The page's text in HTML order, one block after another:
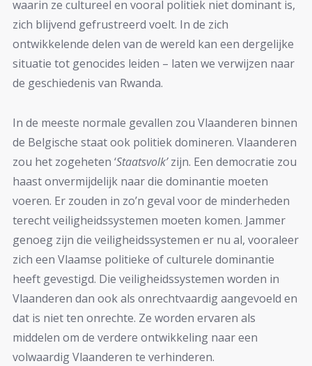
waarin ze cultureel en vooral politiek niet dominant is,
zich blijvend gefrustreerd voelt. In de zich
ontwikkelende delen van de wereld kan een dergelijke
situatie tot genocides leiden – laten we verwijzen naar
de geschiedenis van Rwanda.
In de meeste normale gevallen zou Vlaanderen binnen
de Belgische staat ook politiek domineren. Vlaanderen
zou het zogeheten ‘Staatsvolk’zijn. Een democratie zou
haast onvermijdelijk naar die dominantie moeten
voeren. Er zouden in zo’n geval voor de minderheden
terecht veiligheidssystemen moeten komen. Jammer
genoeg zijn die veiligheidssystemen er nu al, vooraleer
zich een Vlaamse politieke of culturele dominantie
heeft gevestigd. Die veiligheidssystemen worden in
Vlaanderen dan ook als onrechtvaardig aangevoeld en
dat is niet ten onrechte. Ze worden ervaren als
middelen om de verdere ontwikkeling naar een
volwaardig Vlaanderen te verhinderen.